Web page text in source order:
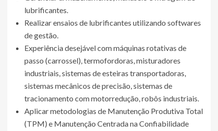
lubrificantes.
Realizar ensaios de lubrificantes utilizando softwares
de gestão.
Experiência desejável com máquinas rotativas de
passo (carrossel), termofordoras, misturadores
industriais, sistemas de esteiras transportadoras,
sistemas mecânicos de precisão, sistemas de
tracionamento com motorredução, robôs industriais.
Aplicar metodologias de Manutenção Produtiva Total
(TPM) e Manutenção Centrada na Confiabilidade